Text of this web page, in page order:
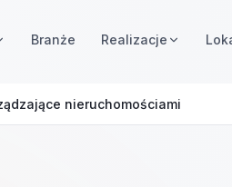
Branże Realizacje
nieruchomościami